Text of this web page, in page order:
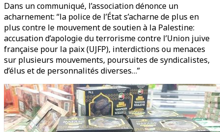
Dans un communiqué, l’association dénonce un
acharnement: “la police de l’État s’acharne de plus en
plus contre le mouvement de soutien à la Palestine:
accusation d’apologie du terrorisme contre l’Union juive
française pour la paix (UJFP), interdictions ou menaces
sur plusieurs mouvements, poursuites de syndicalistes,
d’élus et de personnalités diverses…”